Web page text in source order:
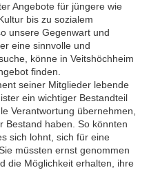
Angebote für jüngere wie
bis zu sozialem
unsere Gegenwart und
eine sinnvolle und
könne in Veitshöchheim
finden.
seiner Mitglieder lebende
ein wichtiger Bestandteil
Verantwortung übernehmen,
Bestand haben. So könnten
sich lohnt, sich für eine
müssten ernst genommen
die Möglichkeit erhalten, ihre